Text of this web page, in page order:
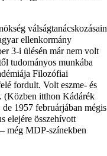
válságtanácskozásain
ellenkormány
3-i ülésén már nem volt
tudományos munkába
Filozófiai
fordult. Volt eszme- és
(Közben itthon Kádárék
1957 februárjában mégis
elejére összehívott
még MDP-színekben